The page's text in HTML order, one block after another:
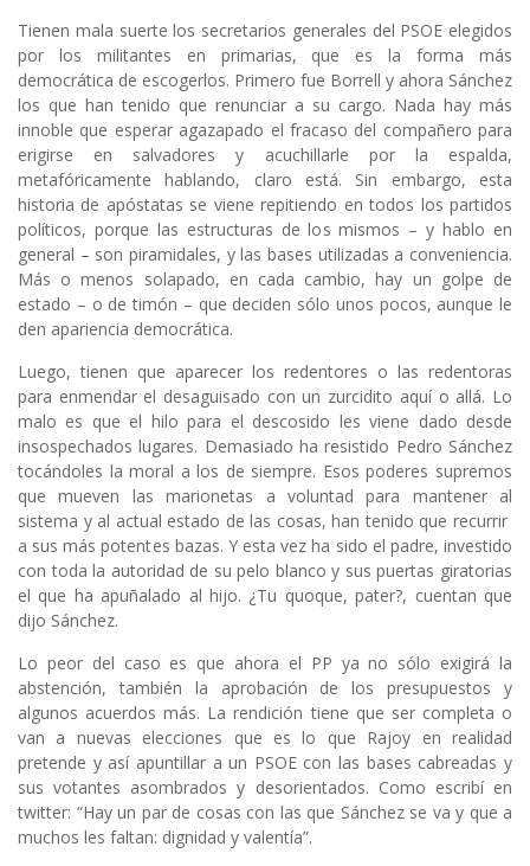
Tienen mala suerte los secretarios generales del PSOE elegidos
por los militantes en primarias, que es la forma más
democrática de escogerlos. Primero fue Borrell y ahora Sánchez
los que han tenido que renunciar a su cargo. Nada hay más
innoble que esperar agazapado el fracaso del compañero para
erigirse en salvadores y acuchillarle por la espalda,
metafóricamente hablando, claro está. Sin embargo, esta
historia de apóstatas se viene repitiendo en todos los partidos
políticos, porque las estructuras de los mismos – y hablo en
general – son piramidales, y las bases utilizadas a conveniencia.
Más o menos solapado, en cada cambio, hay un golpe de
estado – o de timón – que deciden sólo unos pocos, aunque le
den apariencia democrática.
Luego, tienen que aparecer los redentores o las redentoras
para enmendar el desaguisado con un zurcidito aquí o allá. Lo
malo es que el hilo para el descosido les viene dado desde
insospechados lugares. Demasiado ha resistido Pedro Sánchez
tocándoles la moral a los de siempre. Esos poderes supremos
que mueven las marionetas a voluntad para mantener al
sistema y al actual estado de las cosas, han tenido que recurrir
a sus más potentes bazas. Y esta vez ha sido el padre, investido
con toda la autoridad de su pelo blanco y sus puertas giratorias
el que ha apuñalado al hijo. ¿Tu quoque, pater?, cuentan que
dijo Sánchez.
Lo peor del caso es que ahora el PP ya no sólo exigirá la
abstención, también la aprobación de los presupuestos y
algunos acuerdos más. La rendición tiene que ser completa o
van a nuevas elecciones que es lo que Rajoy en realidad
pretende y así apuntillar a un PSOE con las bases cabreadas y
sus votantes asombrados y desorientados. Como escribí en
twitter: “Hay un par de cosas con las que Sánchez se va y que a
muchos les faltan: dignidad y valentía”.